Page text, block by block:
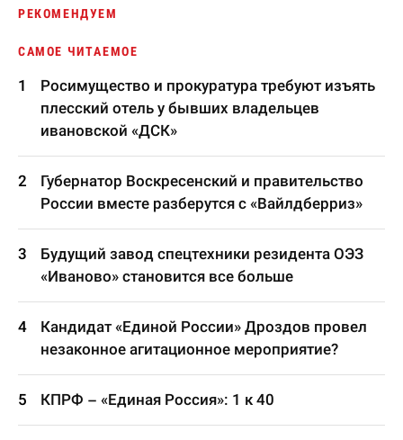
РЕКОМЕНДУЕМ
САМОЕ ЧИТАЕМОЕ
Росимущество и прокуратура требуют изъять
плесский отель у бывших владельцев
ивановской «ДСК»
Губернатор Воскресенский и правительство
России вместе разберутся с «Вайлдберриз»
Будущий завод спецтехники резидента ОЭЗ
«Иваново» становится все больше
Кандидат «Единой России» Дроздов провел
незаконное агитационное мероприятие?
КПРФ – «Единая Россия»: 1 к 40